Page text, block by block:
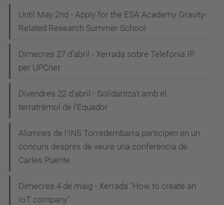
Until May 2nd - Apply for the ESA Academy Gravity-
Related Research Summer School
Dimecres 27 d'abril - Xerrada sobre Telefonia IP
per UPCnet
Divendres 22 d'abril - Solidaritza't amb el
terratrèmol de l'Equador
Alumnes de l'INS Torredembarra participen en un
concurs després de veure una conferència de
Carles Puente
Dimecres 4 de maig - Xerrada "How to create an
IoT company"